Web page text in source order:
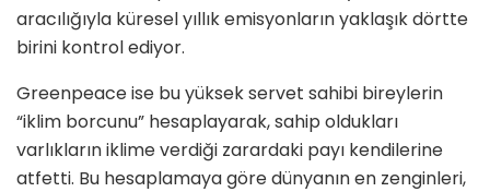
aracılığıyla küresel yıllık emisyonların yaklaşık dörtte
birini kontrol ediyor.
Greenpeace ise bu yüksek servet sahibi bireylerin
“iklim borcunu” hesaplayarak, sahip oldukları
varlıkların iklime verdiği zarardaki payı kendilerine
atfetti. Bu hesaplamaya göre dünyanın en zenginleri,